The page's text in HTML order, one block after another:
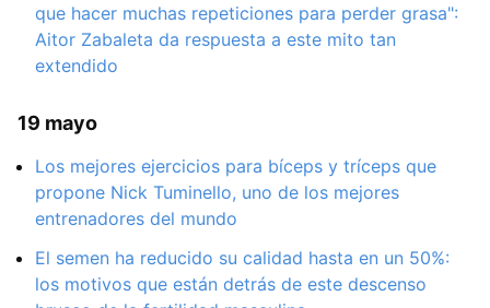
que hacer muchas repeticiones para perder grasa":
Aitor Zabaleta da respuesta a este mito tan
extendido
19 mayo
Los mejores ejercicios para bíceps y tríceps que
propone Nick Tuminello, uno de los mejores
entrenadores del mundo
El semen ha reducido su calidad hasta en un 50%:
los motivos que están detrás de este descenso